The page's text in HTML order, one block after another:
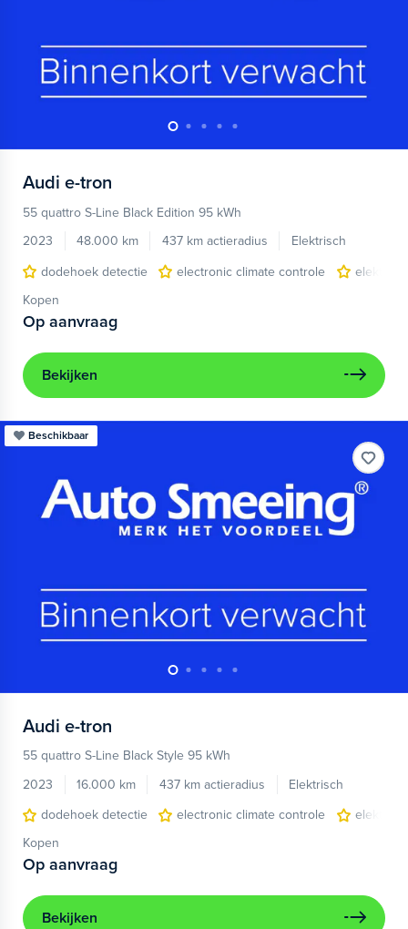
Audi e-tron
55 quattro S-Line Black Edition 95 kWh
2023
48.000 km 437 km actieradius
Elektrisch
dodehoek detectie
electronic climate controle
Kopen
Op aanvraag
Bekijken
Beschikbaar
Audi e-tron
55 quattro S-Line Black Style 95 kWh
2023
16.000 km 437 km actieradius
Elektrisch
dodehoek detectie
electronic climate controle
Kopen
Op aanvraag
Bekijken